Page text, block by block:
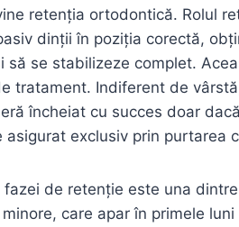
retenția ortodontică. Rolul
dinții în poziția corectă,
să se stabilizeze complet.
tratament. Indiferent de
încheiat cu succes doar
asigurat exclusiv prin purtarea
fazei de retenție este una
care apar în primele